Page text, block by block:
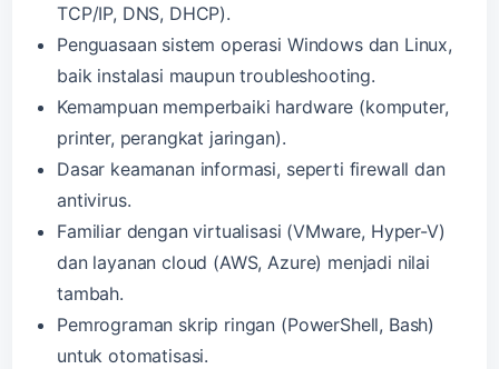
TCP/IP, DNS, DHCP).
Penguasaan sistem operasi Windows dan Linux,
baik instalasi maupun troubleshooting.
Kemampuan memperbaiki hardware (komputer,
printer, perangkat jaringan).
Dasar keamanan informasi, seperti firewall dan
antivirus.
Familiar dengan virtualisasi (VMware, Hyper-V)
dan layanan cloud (AWS, Azure) menjadi nilai
tambah.
Pemrograman skrip ringan (PowerShell, Bash)
untuk otomatisasi.